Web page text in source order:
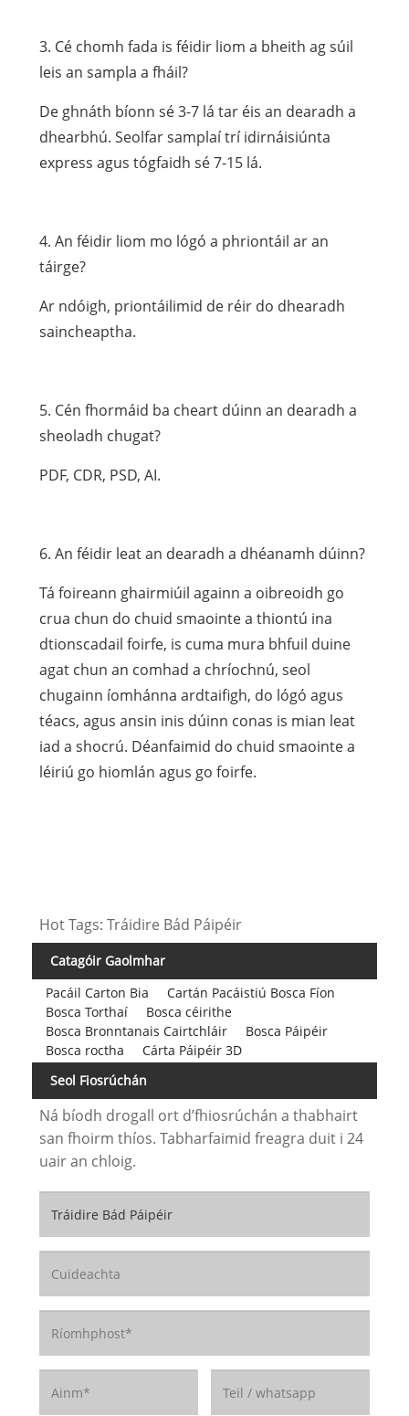
3. Cé chomh fada is féidir liom a bheith ag súil
leis an sampla a fháil?
De ghnáth bíonn sé 3-7 lá tar éis an dearadh a
dhearbhú. Seolfar samplaí trí idirnáisiúnta
express agus tógfaidh sé 7-15 lá.
4. An féidir liom mo lógó a phriontáil ar an
táirge?
Ar ndóigh, priontáilimid de réir do dhearadh
saincheaptha.
5. Cén fhormáid ba cheart dúinn an dearadh a
sheoladh chugat?
PDF, CDR, PSD, AI.
6. An féidir leat an dearadh a dhéanamh dúinn?
Tá foireann ghairmiúil againn a oibreoidh go
crua chun do chuid smaointe a thiontú ina
dtionscadail foirfe, is cuma mura bhfuil duine
agat chun an comhad a chríochnú, seol
chugainn íomhánna ardtaifigh, do lógó agus
téacs, agus ansin inis dúinn conas is mian leat
iad a shocrú. Déanfaimid do chuid smaointe a
léiriú go hiomlán agus go foirfe.
Hot Tags: Tráidire Bád Páipéir
Catagóir Gaolmhar
Pacáil Carton Bia
Cartán Pacáistiú Bosca Fíon
Bosca Torthaí
Bosca céirithe
Bosca Bronntanais Cairtchláir
Bosca Páipéir
Bosca roctha
Cárta Páipéir 3D
Seol Fiosrúchán
Ná bíodh drogall ort d’fhiosrúchán a thabhairt
san fhoirm thíos. Tabharfaimid freagra duit i 24
uair an chloig.